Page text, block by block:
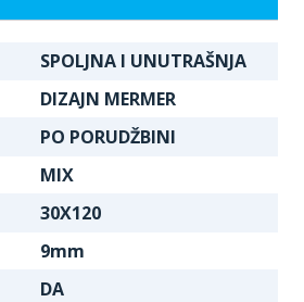
SPOLJNA I UNUTRAŠNJA
DIZAJN MERMER
PO PORUDŽBINI
MIX
30X120
9mm
DA